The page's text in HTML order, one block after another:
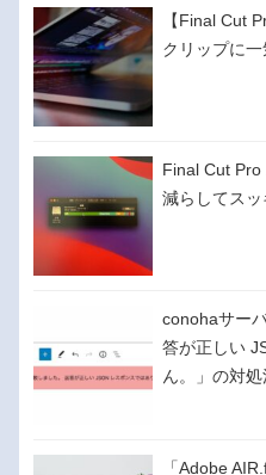
【Final Cut
クリップに
Final Cut
減らしてスッ
conohaサー
答が正しい
ん。」の対処
「Adobe